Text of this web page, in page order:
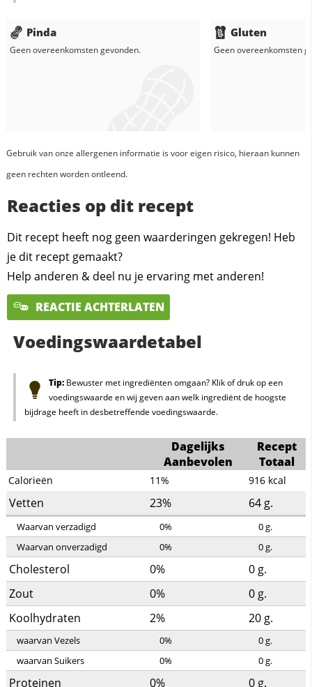
Pinda
Geen overeenkomsten gevonden.
Gluten
Geen overeenkomsten
Gebruik van onze allergenen informatie is voor eigen risico, hieraan kunnen
geen rechten worden ontleend.
Reacties op dit recept
Dit recept heeft nog geen waarderingen gekregen! Heb
je dit recept gemaakt?
Help anderen & deel nu je ervaring met anderen!
REACTIE ACHTERLATEN
Voedingswaardetabel
Tip:Bewuster met ingrediënten omgaan? Klik of druk op een
voedingswaarde en wij geven aan welk ingrediënt de hoogste
bijdrage heeft in desbetreffende voedingswaarde.
Dagelijks
Aanbevolen
Recept
Totaal
Calorieën 11% 916 kcal
Vetten 23% 64 g.
Waarvan verzadigd 0% 0g.
Waarvan onverzadigd
0% 0g.
Cholesterol 0% 0 g.
Zout
0% 0 g.
Koolhydraten
2% 20 g.
waarvan Vezels 0% 0g.
waarvan Suikers
0% 0g.
Proteinen 0% 0 g.